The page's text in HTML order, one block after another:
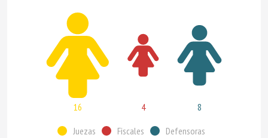
16 4 8
Juezas Fiscales Defensoras